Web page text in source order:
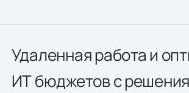
Удаленная работа и
ИТ бюджетов с